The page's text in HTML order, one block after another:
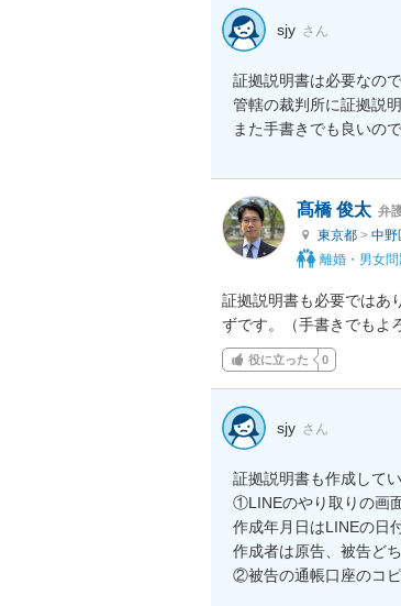
sjy さん
証拠説明書は必要なの
管轄の裁判所に証拠説
また手書きでも良いの
髙橋 俊太 弁
東京都 > 中野
離婚・男女
証拠説明書も必要ではあ
ずです。（手書きでもよ
役に立った 0
sjy さん
証拠説明書も作成してい
①LINEのやり取りの画
作成年月日はLINEの日
作成者は原告、被告ど
②被告の通帳口座のコ